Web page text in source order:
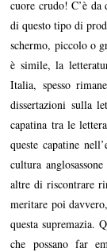
cuore crudo! C’è
di questo tipo di
schermo, piccolo o
è simile, la
Italia, spesso
dissertazioni sulla
capatina tra le
queste capatine
cultura
altre di riscontrare
meritare poi
questa supremazia.
che possano far